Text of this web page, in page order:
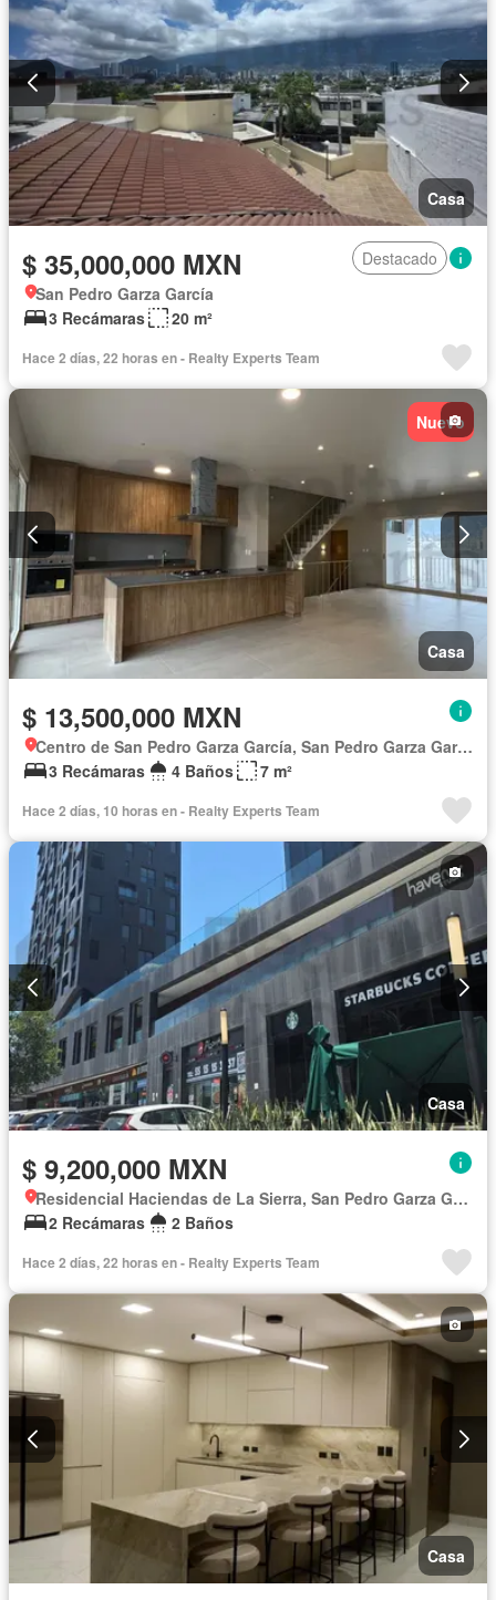
Casa
$ 35,000,000 MXN
Destacado
San Pedro Garza García
3 Recámaras
20 m²
Hace 2 días, 22 horas en - Realty Experts Team
Nuevo
Casa
$ 13,500,000 MXN
Centro de San Pedro Garza García, San Pedro Garza García
3 Recámaras
4 Baños 7 m²
Hace 2 días, 10 horas en - Realty Experts Team
Casa
$ 9,200,000 MXN
Residencial Haciendas de La Sierra, San Pedro Garza García
2 Recámaras
2 Baños
Hace 2 días, 22 horas en - Realty Experts Team
Casa